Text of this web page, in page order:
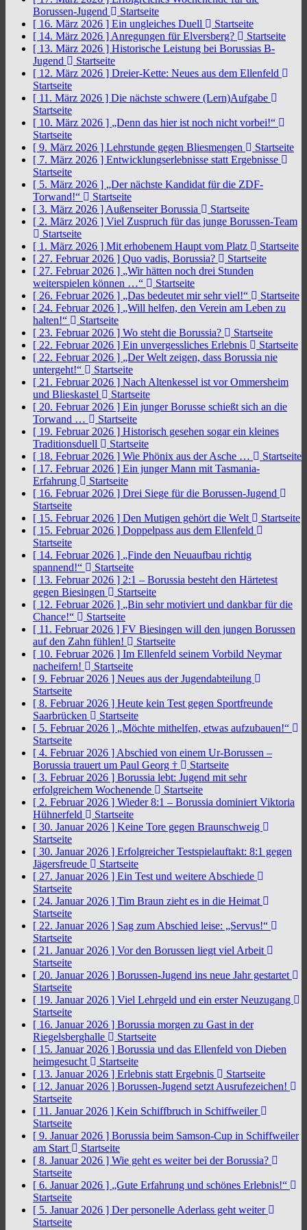
Borussen-Jugend
Startseite
[ 16. März 2026 ] Ein ungleiches Duell
Startseite
[ 14. März 2026 ] Anregungen für Elversberg?
Startseite
[ 13. März 2026 ] Historische Leistung bei Borussias B-
Jugend
Startseite
[ 12. März 2026 ] Dreier-Kette: Neues aus dem Ellenfeld
Startseite
[ 11. März 2026 ] Die nächste schwere (Lern)Aufgabe
Startseite
[ 10. März 2026 ] „Denn das hier ist noch nicht vorbei!“
Startseite
[ 9. März 2026 ] Lehrstunde gegen Bliesmengen
Startseite
[ 7. März 2026 ] Entwicklungserlebnisse statt Ergebnisse
Startseite
[ 5. März 2026 ] „Der nächste Kandidat für die ZDF-
Torwand!“
Startseite
[ 3. März 2026 ] Außenseiter Borussia
Startseite
[ 2. März 2026 ] Viel Zuspruch für das junge Borussen-Team
Startseite
[ 1. März 2026 ] Mit erhobenem Haupt vom Platz
Startseite
[ 27. Februar 2026 ] Quo vadis, Borussia?
Startseite
[ 27. Februar 2026 ] „Wir hätten noch drei Stunden
weiterspielen können …“
Startseite
[ 26. Februar 2026 ] „Das bedeutet mir sehr viel!“
Startseite
[ 24. Februar 2026 ] „Will helfen, den Verein am Leben zu
halten!“
Startseite
[ 23. Februar 2026 ] Wo steht die Borussia?
Startseite
[ 22. Februar 2026 ] Ein unvergessliches Erlebnis
Startseite
[ 22. Februar 2026 ] „Der Welt zeigen, dass Borussia nie
untergeht!“
Startseite
[ 21. Februar 2026 ] Nach Altenkessel ist vor Ommersheim
und Blieskastel
Startseite
[ 20. Februar 2026 ] Ein junger Borusse schießt sich an die
Torwand …
Startseite
[ 19. Februar 2026 ] Historisch gesehen sogar ein kleines
Traditionsduell
Startseite
[ 18. Februar 2026 ] Wie Phönix aus der Asche …
Startseite
[ 17. Februar 2026 ] Ein junger Mann mit Tasmania-
Erfahrung
Startseite
[ 16. Februar 2026 ] Drei Siege für die Borussen-Jugend
Startseite
[ 15. Februar 2026 ] Den Mutigen gehört die Welt
Startseite
[ 15. Februar 2026 ] Doppelpass aus dem Ellenfeld
Startseite
[ 14. Februar 2026 ] „Finde den Neuaufbau richtig
spannend!“
Startseite
[ 13. Februar 2026 ] 2:1 – Borussia besteht den Härtetest
gegen Biesingen
Startseite
[ 12. Februar 2026 ] „Bin sehr motiviert und dankbar für die
Chance!“
Startseite
[ 11. Februar 2026 ] FV Biesingen will den jungen Borussen
auf den Zahn fühlen!
Startseite
[ 10. Februar 2026 ] Im Ellenfeld seinem Vorbild Neymar
nacheifern!
Startseite
[ 9. Februar 2026 ] Neues aus der Jugendabteilung
Startseite
[ 8. Februar 2026 ] Heute kein Test gegen Sportfreunde
Saarbrücken
Startseite
[ 5. Februar 2026 ] „Möchte mithelfen, etwas aufzubauen!“
Startseite
[ 4. Februar 2026 ] Abschied von einem Ur-Borussen –
Borussia trauert um Paul Georg †
Startseite
[ 3. Februar 2026 ] Borussia lebt: Jugend mit sehr
erfolgreichem Wochenende
Startseite
[ 2. Februar 2026 ] Wieder 8:1 – Borussia dominiert Viktoria
Hühnerfeld
Startseite
[ 30. Januar 2026 ] Keine Tore gegen Braunschweig
Startseite
[ 30. Januar 2026 ] Erfolgreicher Testspielauftakt: 8:1 gegen
Jägersfreude
Startseite
[ 27. Januar 2026 ] Ein Test und weitere Abschiede
Startseite
[ 24. Januar 2026 ] Tim Braun zieht es in die Heimat
Startseite
[ 22. Januar 2026 ] Sag zum Abschied leise: „Servus!“
Startseite
[ 21. Januar 2026 ] Vor den Borussen liegt viel Arbeit
Startseite
[ 20. Januar 2026 ] Borussen-Jugend ins neue Jahr gestartet
Startseite
[ 19. Januar 2026 ] Viel Lehrgeld und ein erster Neuzugang
Startseite
[ 16. Januar 2026 ] Borussia morgen zu Gast in der
Riegelsberghalle
Startseite
[ 15. Januar 2026 ] Borussia und das Ellenfeld von Dieben
heimgesucht
Startseite
[ 13. Januar 2026 ] Erlebnis statt Ergebnis
Startseite
[ 12. Januar 2026 ] Borussen-Jugend setzt Ausrufezeichen!
Startseite
[ 11. Januar 2026 ] Kein Schiffbruch in Schiffweiler
Startseite
[ 9. Januar 2026 ] Borussia beim Samson-Cup in Schiffweiler
am Start
Startseite
[ 8. Januar 2026 ] Wie geht es weiter bei der Borussia?
Startseite
[ 6. Januar 2026 ] „Gute Erfahrung und schönes Erlebnis!“
Startseite
[ 5. Januar 2026 ] Der personelle Aderlass geht weiter
Startseite